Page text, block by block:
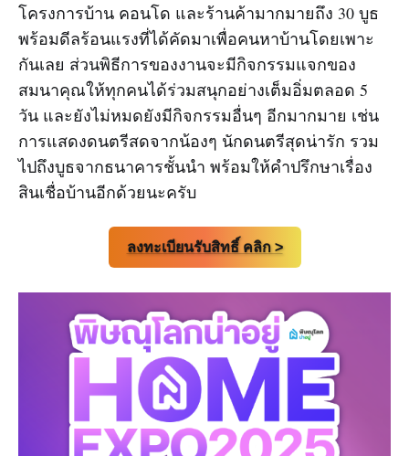
โครงการบ้าน คอนโด และร้านค้ามากมายถึง 30 บูธ
พร้อมดีลร้อนแรงที่ได้คัดมาเพื่อคนหาบ้านโดยเพาะ
กันเลย ส่วนพิธีการของงานจะมีกิจกรรมแจกของ
สมนาคุณให้ทุกคนได้ร่วมสนุกอย่างเต็มอิ่มตลอด 5
วัน และยังไม่หมดยังมีกิจกรรมอื่นๆ อีกมากมาย เช่น
การแสดงดนตรีสดจากน้องๆ นักดนตรีสุดน่ารัก รวม
ไปถึงบูธจากธนาคารชั้นนำ พร้อมให้คำปรึกษาเรื่อง
สินเชื่อบ้านอีกด้วยนะครับ
ลงทะเบียนรับสิทธิ์ คลิก >